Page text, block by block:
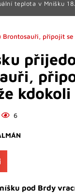
teplota v Mníšku
Brontosauři, připojit se
kdokoli
6
pod Brdy